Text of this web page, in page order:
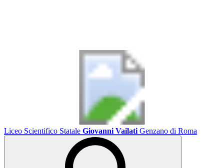
Liceo Scientifico Statale Giovanni Vailati Genzano di Roma